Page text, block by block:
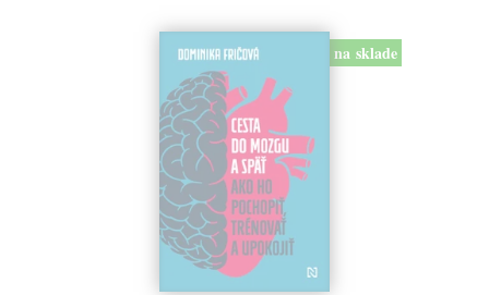
na sklade